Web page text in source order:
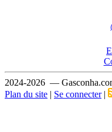
2024-2026 —
Plan du site | Se connecter|